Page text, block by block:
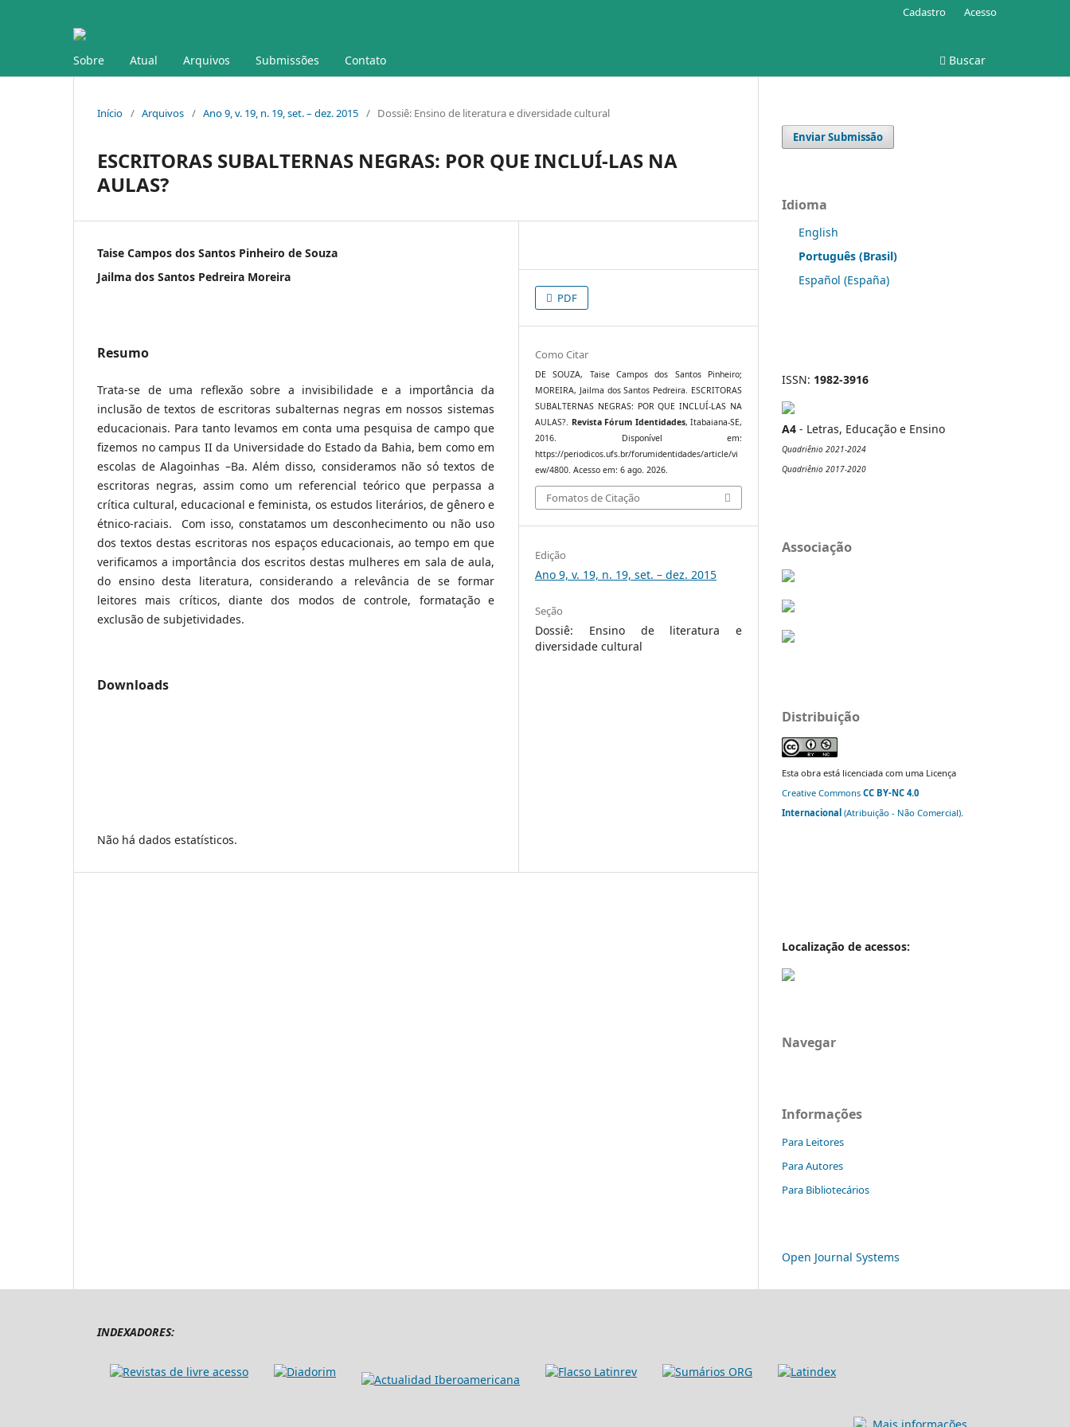
Sobre Atual Arquivos Submissões Contato Buscar
Cadastro Acesso
Início / Arquivos / Ano 9, v. 19, n. 19, set. – dez. 2015 / Dossiê: Ensino de literatura e diversidade cultural
ESCRITORAS SUBALTERNAS NEGRAS: POR QUE INCLUÍ-LAS NA
AULAS?
Taise Campos dos Santos Pinheiro de Souza
Jailma dos Santos Pedreira Moreira
Resumo
Trata-se de uma reflexão sobre a invisibilidade e a importância da
inclusão de textos de escritoras subalternas negras em nossos sistemas
educacionais. Para tanto levamos em conta uma pesquisa de campo que
fizemos no campus II da Universidade do Estado da Bahia, bem como em
escolas de Alagoinhas –Ba. Além disso, consideramos não só textos de
escritoras negras, assim como um referencial teórico que perpassa a
crítica cultural, educacional e feminista, os estudos literários, de gênero e
étnico-raciais. Com isso, constatamos um desconhecimento ou não uso
dos textos destas escritoras nos espaços educacionais, ao tempo em que
verificamos a importância dos escritos destas mulheres em sala de aula,
do ensino desta literatura, considerando a relevância de se formar
leitores mais críticos, diante dos modos de controle, formatação e
exclusão de subjetividades.
Downloads
Não há dados estatísticos.
PDF
Como Citar
DE SOUZA, Taise Campos dos Santos Pinheiro;
MOREIRA, Jailma dos Santos Pedreira. ESCRITORAS
SUBALTERNAS NEGRAS: POR QUE INCLUÍ-LAS NA
AULAS?. Revista Fórum Identidades, Itabaiana-SE,
2016. Disponível em:
https://periodicos.ufs.br/forumidentidades/article/vi
ew/4800. Acesso em: 6 ago. 2026.
Fomatos de Citação
Edição
Ano 9, v. 19, n. 19, set. – dez. 2015
Seção
Dossiê: Ensino de literatura e
diversidade cultural
Enviar Submissão
Idioma
English
Português (Brasil)
Español (España)
ISSN: 1982-3916
A4 - Letras, Educação e Ensino
Quadriênio 2021-2024
Quadriênio 2017-2020
Associação
Distribuição
Esta obra está licenciada com uma Licença
Creative Commons CC BY-NC 4.0
Internacional (Atribuição - Não Comercial)
Localização de acessos:
Navegar
Informações
Para Leitores
Para Autores
Para Bibliotecários
Open Journal Systems
INDEXADORES: